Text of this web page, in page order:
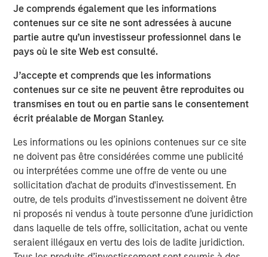
Je comprends également que les informations
contenues sur ce site ne sont adressées à aucune
partie autre qu’un investisseur professionnel dans le
pays où le site Web est consulté.
J’accepte et comprends que les informations
contenues sur ce site ne peuvent être reproduites ou
transmises en tout ou en partie sans le consentement
écrit préalable de Morgan Stanley.
Les informations ou les opinions contenues sur ce site
ne doivent pas être considérées comme une publicité
ou interprétées comme une offre de vente ou une
sollicitation d'achat de produits d'investissement. En
outre, de tels produits d’investissement ne doivent être
ni proposés ni vendus à toute personne d’une juridiction
dans laquelle de tels offre, sollicitation, achat ou vente
seraient illégaux en vertu des lois de ladite juridiction.
vision.”
Samanage continues to build upon IT Service
Management (ITSM) best practices to create a platform
that is as usable as it is cutting-edge by incorporating the
latest technologies, ranging from automation to artificial
intelligence and machine learning. Their solutions have
won countless industry awards and are recognized as the
most reviewed, and highest rated ITSM solution across a
Insights and G2 Crowd.
“Samanage has a clear vision for improving the
employee service experience for their customers by
leveraging the principles of ITSM in every department to
create smart and meaningful service experiences across
the organization,” said Pete Chung, Head of Morgan
Stanley Expansion Capital. “Employee service is a large